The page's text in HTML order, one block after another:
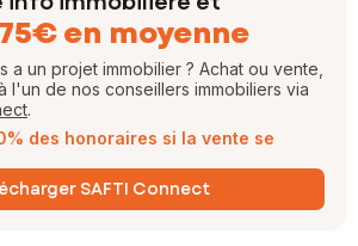
en moyenne
a un projet immobilier ? Achat ou vente,
l'un de nos conseillers immobiliers via
.
des honoraires si la vente se
SAFTI Connect